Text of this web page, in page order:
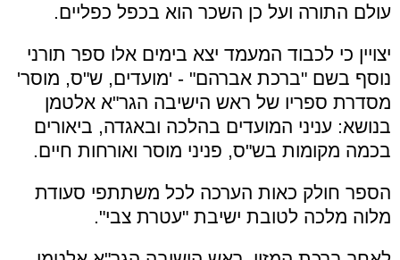
עולם התורה ועל כן השכר הוא בכפל כפליים.
יצויין כי לכבוד המעמד יצא בימים אלו ספר תורני
נוסף בשם "ברכת אברהם" - 'מועדים, ש"ס, מוסר'
מסדרת ספריו של ראש הישיבה הגר"א אלטמן
בנושא: עניני המועדים בהלכה ובאגדה, ביאורים
בכמה מקומות בש"ס, פניני מוסר ואורחות חיים.
הספר חולק כאות הערכה לכל משתתפי סעודת
מלוה מלכה לטובת ישיבת "עטרת צבי".